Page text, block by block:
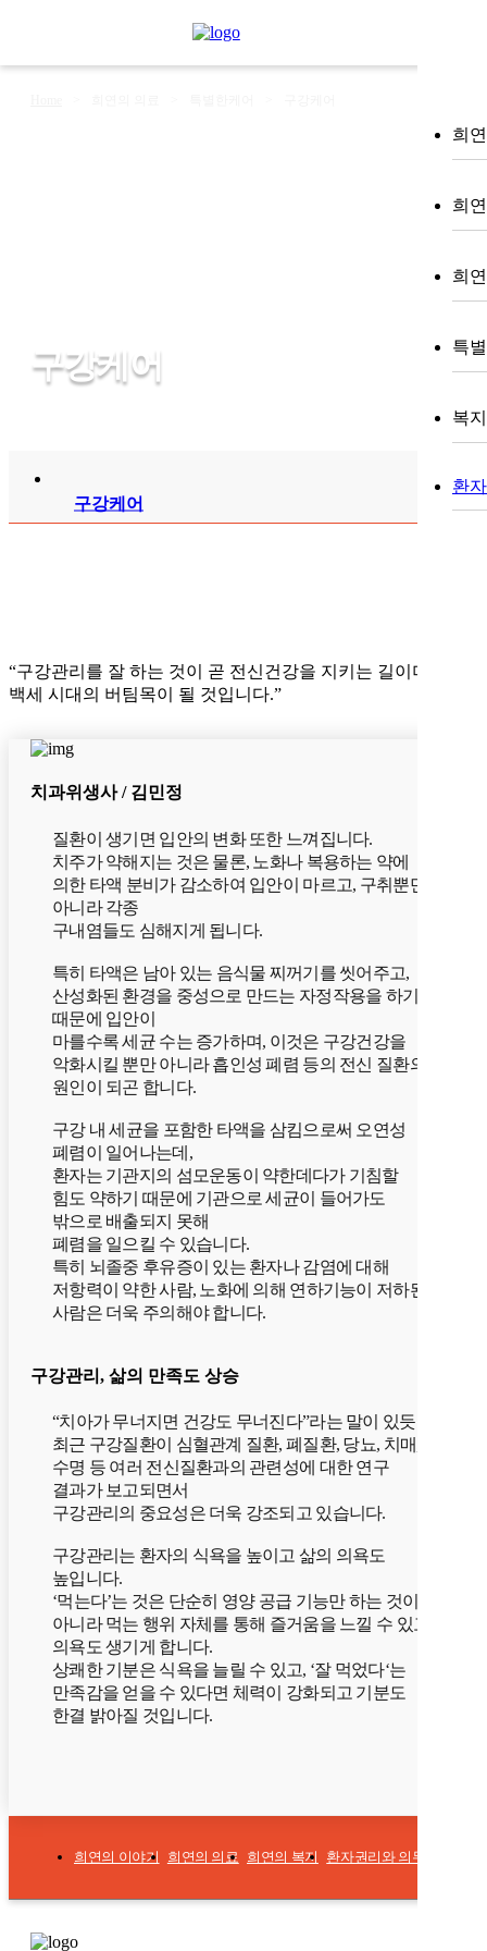
희
희
희
특
복
환
구강케어
구강케어
“구강관리 를 잘 하는 것이 곧 전신건강을 지키는 길이며,
백세 시대의 버팀목이 될 것입니다.”
치과위생사 / 김민정
질환이 생기면 입안의 변화 또한 느껴집니다.
치주가 약해지는 것은 물론, 노화나 복용하는 약에
의한 타액 분비가 감소하여 입안이 마르고, 구취뿐만
아니라 각종
구내염들도 심해지게 됩니다.
특히 타액은 남아 있는 음식물 찌꺼기를 씻어주고,
산성화된 환경을 중성으로 만드는 자정작용을 하기
때문에 입안이
마를수록 세균 수는 증가하며, 이것은 구강건강을
악화시킬 뿐만 아니라 흡인성 폐렴 등의 전신 질환의
원인이 되곤 합니다.
구강 내 세균을 포함한 타액을 삼킴으로써 오연성
폐렴이 일어나는데,
환자는 기관지의 섬모운동이 약한데다가 기침할
힘도 약하기 때문에 기관으로 세균이 들어가도
밖으로 배출되지 못해
폐렴을 일으킬 수 있습니다.
특히 뇌졸중 후유증이 있는 환자나 감염에 대해
저항력이 약한 사람, 노화에 의해 연하기능이 저하된
사람은 더욱 주의해야 합니다.
구강관리, 삶의 만족도 상승
“치아가 무너지면 건강도 무너진다”라는 말이 있듯
최근 구강질환이 심혈관계 질환, 폐질환, 당뇨, 치매,
수명 등 여러 전신질환과의 관련성에 대한 연구
결과가 보고되면서
구강관리의 중요성은 더욱 강조되고 있습니다.
구강관리는 환자의 식욕을 높이고 삶의 의욕도
높입니다.
‘먹는다’는 것은 단순히 영양 공급 기능만 하는 것이
아니라 먹는 행위 자체를 통해 즐거움을 느낄 수 있고,
의욕도 생기게 합니다.
상쾌한 기분은 식욕을 늘릴 수 있고, ‘잘 먹었다‘는
만족감을 얻을 수 있다면 체력이 강화되고 기분도
한결 밝아질 것입니다.
희연의 이야기 희연의 의료 희연의 복지 환자권리와 의무